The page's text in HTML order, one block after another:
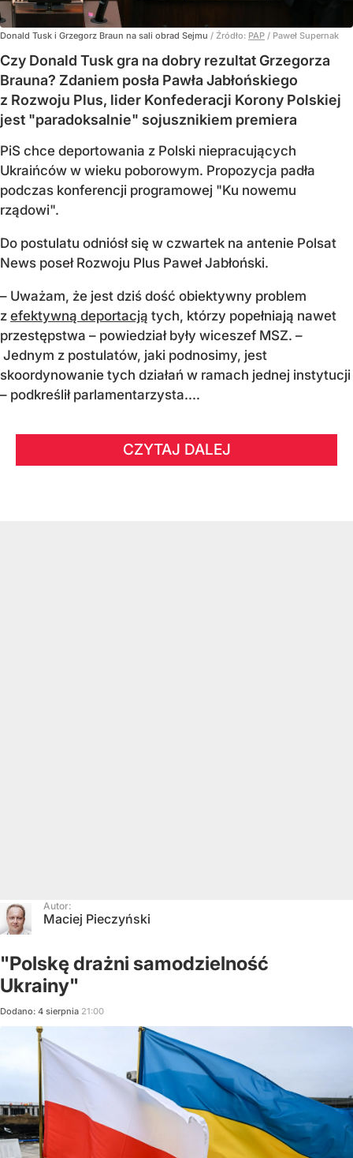
Donald Tusk i Grzegorz Braun na sali obrad Sejmu / Źródło: PAP / Paweł Supernak
Czy Donald Tusk gra na dobry rezultat Grzegorza
Brauna? Zdaniem posła Pawła Jabłońskiego
z Rozwoju Plus, lider Konfederacji Korony Polskiej
jest "paradoksalnie" sojusznikiem premiera
PiS chce deportowania z Polski niepracujących
Ukraińców w wieku poborowym. Propozycja padła
podczas konferencji programowej "Ku nowemu
rządowi".
Do postulatu odniósł się w czwartek na antenie Polsat
News poseł Rozwoju Plus Paweł Jabłoński.
– Uważam, że jest dziś dość obiektywny problem
z efektywną deportacją tych, którzy popełniają nawet
przestępstwa – powiedział były wiceszef MSZ. –
Jednym z postulatów, jaki podnosimy, jest
skoordynowanie tych działań w ramach jednej instytucji
– podkreślił parlamentarzysta....
CZYTAJ DALEJ
Autor:
Maciej Pieczyński
"Polskę drażni samodzielność
Ukrainy"
Dodano: 4 sierpnia 21:00